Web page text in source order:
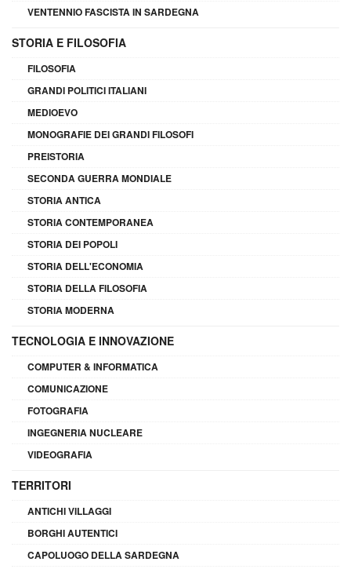
VENTENNIO FASCISTA IN SARDEGNA
STORIA E FILOSOFIA
FILOSOFIA
GRANDI POLITICI ITALIANI
MEDIOEVO
MONOGRAFIE DEI GRANDI FILOSOFI
PREISTORIA
SECONDA GUERRA MONDIALE
STORIA ANTICA
STORIA CONTEMPORANEA
STORIA DEI POPOLI
STORIA DELL'ECONOMIA
STORIA DELLA FILOSOFIA
STORIA MODERNA
TECNOLOGIA E INNOVAZIONE
COMPUTER & INFORMATICA
COMUNICAZIONE
FOTOGRAFIA
INGEGNERIA NUCLEARE
VIDEOGRAFIA
TERRITORI
ANTICHI VILLAGGI
BORGHI AUTENTICI
CAPOLUOGO DELLA SARDEGNA